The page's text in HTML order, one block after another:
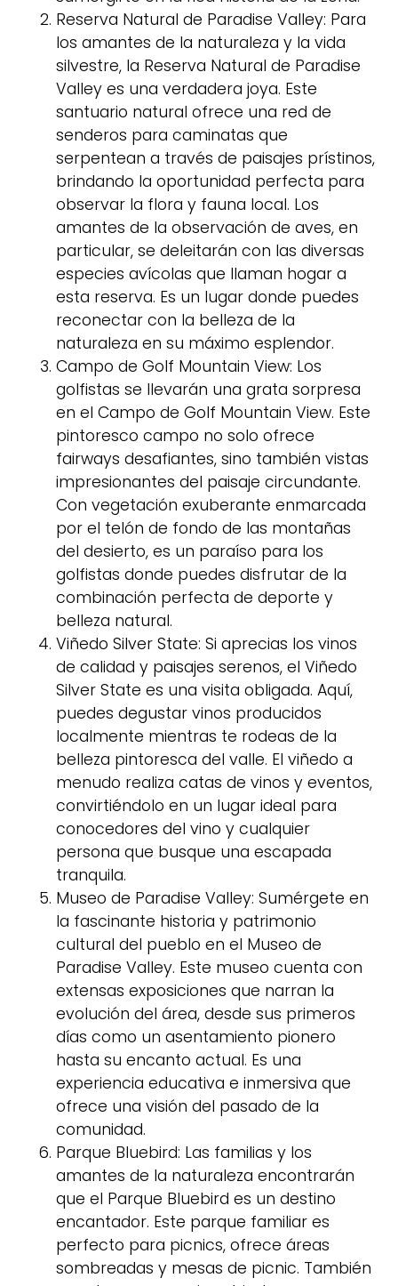
Reserva Natural de Paradise Valley: Para
los amantes de la naturaleza y la vida
silvestre, la Reserva Natural de Paradise
Valley es una verdadera joya. Este
santuario natural ofrece una red de
senderos para caminatas que
serpentean a través de paisajes prístinos,
brindando la oportunidad perfecta para
observar la flora y fauna local. Los
amantes de la observación de aves, en
particular, se deleitarán con las diversas
especies avícolas que llaman hogar a
esta reserva. Es un lugar donde puedes
reconectar con la belleza de la
naturaleza en su máximo esplendor.
Campo de Golf Mountain View: Los
golfistas se llevarán una grata sorpresa
en el Campo de Golf Mountain View. Este
pintoresco campo no solo ofrece
fairways desafiantes, sino también vistas
impresionantes del paisaje circundante.
Con vegetación exuberante enmarcada
por el telón de fondo de las montañas
del desierto, es un paraíso para los
golfistas donde puedes disfrutar de la
combinación perfecta de deporte y
belleza natural.
Viñedo Silver State: Si aprecias los vinos
de calidad y paisajes serenos, el Viñedo
Silver State es una visita obligada. Aquí,
puedes degustar vinos producidos
localmente mientras te rodeas de la
belleza pintoresca del valle. El viñedo a
menudo realiza catas de vinos y eventos,
convirtiéndolo en un lugar ideal para
conocedores del vino y cualquier
persona que busque una escapada
tranquila.
Museo de Paradise Valley: Sumérgete en
la fascinante historia y patrimonio
cultural del pueblo en el Museo de
Paradise Valley. Este museo cuenta con
extensas exposiciones que narran la
evolución del área, desde sus primeros
días como un asentamiento pionero
hasta su encanto actual. Es una
experiencia educativa e inmersiva que
ofrece una visión del pasado de la
comunidad.
Parque Bluebird: Las familias y los
amantes de la naturaleza encontrarán
que el Parque Bluebird es un destino
encantador. Este parque familiar es
perfecto para picnics, ofrece áreas
sombreadas y mesas de picnic. También